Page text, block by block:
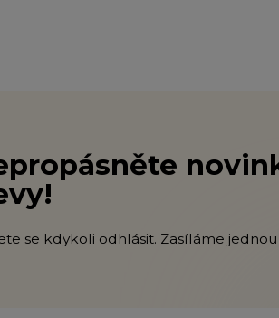
se kdykoli odhlásit. Zasíláme jednou